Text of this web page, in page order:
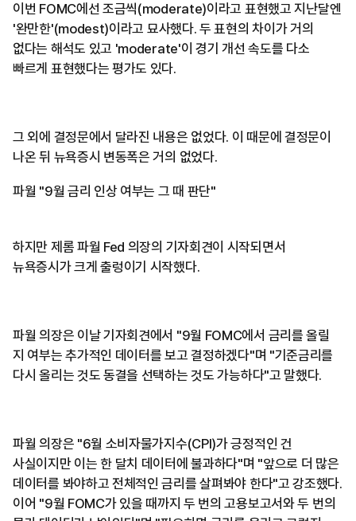
이번 FOMC에선 조금씩(moderate)이라고 표현했고 지난달엔
'완만한'(modest)이라고 묘사했다. 두 표현의 차이가 거의
없다는 해석도 있고 'moderate'이 경기 개선 속도를 다소
빠르게 표현했다는 평가도 있다.
그 외에 결정문에서 달라진 내용은 없었다. 이 때문에 결정문이
나온 뒤 뉴욕증시 변동폭은 거의 없었다.
파월 "9월 금리 인상 여부는 그 때 판단"
하지만 제롬 파월 Fed 의장의 기자회견이 시작되면서
뉴욕증시가 크게 출렁이기 시작했다.
파월 의장은 이날 기자회견에서 "9월 FOMC에서 금리를 올릴
지 여부는 추가적인 데이터를 보고 결정하겠다"며 "기준금리를
다시 올리는 것도 동결을 선택하는 것도 가능하다"고 말했다.
파월 의장은 "6월 소비자물가지수(CPI)가 긍정적인 건
사실이지만 이는 한 달치 데이터에 불과하다"며 "앞으로 더 많은
데이터를 봐야하고 전체적인 금리를 살펴봐야 한다"고 강조했다.
이어 "9월 FOMC가 있을 때까지 두 번의 고용보고서와 두 번의